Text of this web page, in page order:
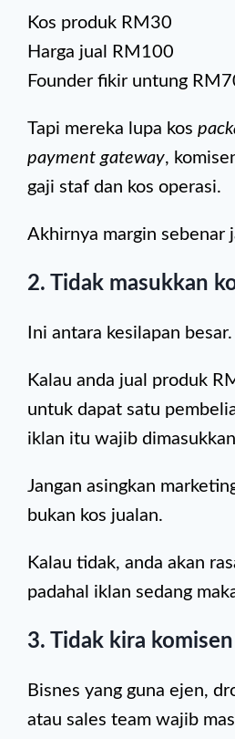
Kos produk RM30
Harga jual RM100
Founder fikir untung
Tapi mereka lupa kos
payment gateway,
gaji staf dan kos operasi.
Akhirnya margin sebenar
2. Tidak masukkan
Ini antara kesilapan besar.
Kalau anda jual produk
untuk dapat satu
iklan itu wajib
Jangan asingkan
bukan kos jualan.
Kalau tidak, anda akan
padahal iklan sedang
3. Tidak kira komisen
Bisnes yang guna ejen,
atau sales team wajib